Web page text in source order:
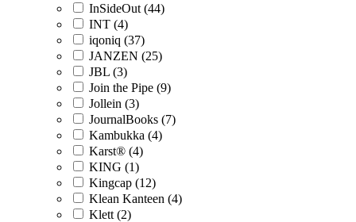
InSideOut (44)
INT (4)
iqoniq (37)
JANZEN (25)
JBL (3)
Join the Pipe (9)
Jollein (3)
JournalBooks (7)
Kambukka (4)
Karst® (4)
KING (1)
Kingcap (12)
Klean Kanteen (4)
Klett (2)